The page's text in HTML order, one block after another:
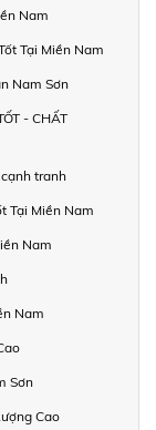
Nam
Tại Miền Nam
Nam Sơn
- CHẤT
tranh
Tại Miền Nam
Nam
Nam
Sơn
Cao